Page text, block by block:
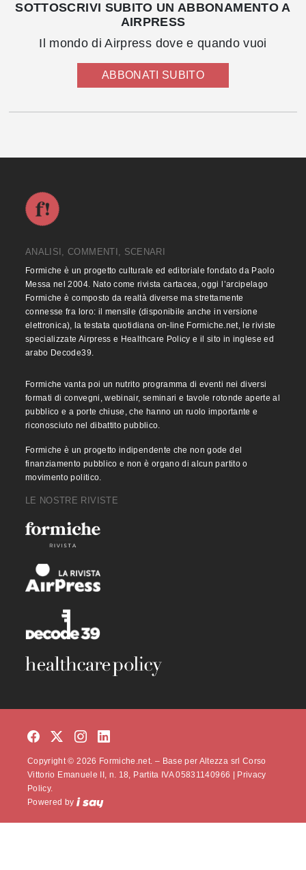
SOTTOSCRIVI SUBITO UN ABBONAMENTO A
AIRPRESS
Il mondo di Airpress dove e quando vuoi
ABBONATI SUBITO
ANALISI, COMMENTI, SCENARI
Formiche è un progetto culturale ed editoriale fondato da Paolo
Messa nel 2004. Nato come rivista cartacea, oggi l’arcipelago
Formiche è composto da realtà diverse ma strettamente
connesse fra loro: il mensile (disponibile anche in versione
elettronica), la testata quotidiana on-line Formiche.net, le riviste
specializzate Airpress e Healthcare Policy e il sito in inglese ed
arabo Decode39.
Formiche vanta poi un nutrito programma di eventi nei diversi
formati di convegni, webinair, seminari e tavole rotonde aperte al
pubblico e a porte chiuse, che hanno un ruolo importante e
riconosciuto nel dibattito pubblico.
Formiche è un progetto indipendente che non gode del
finanziamento pubblico e non è organo di alcun partito o
movimento politico.
LE NOSTRE RIVISTE
Copyright © 2026 Formiche.net. – Base per Altezza srl Corso
Vittorio Emanuele II, n. 18, Partita IVA 05831140966 | Privacy
Policy.
Powered by